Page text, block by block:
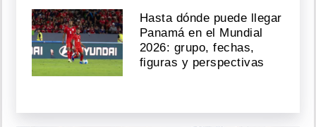
Hasta dónde puede llegar
Panamá en el Mundial
2026: grupo, fechas,
figuras y perspectivas